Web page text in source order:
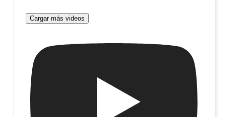
Cargar más videos